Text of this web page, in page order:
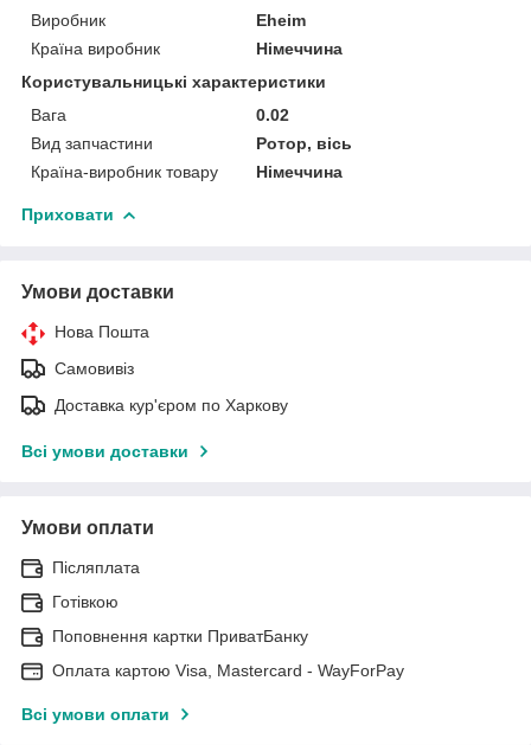
Виробник
Eheim
Країна виробник
Німеччина
Користувальницькі характеристики
Вага
0.02
Вид запчастини
Ротор, вісь
Країна-виробник товару
Німеччина
Приховати
Умови доставки
Нова Пошта
Самовивіз
Доставка кур'єром по Харкову
Всі умови доставки
Умови оплати
Післяплата
Готівкою
Поповнення картки ПриватБанку
Оплата картою Visa, Mastercard - WayForPay
Всі умови оплати